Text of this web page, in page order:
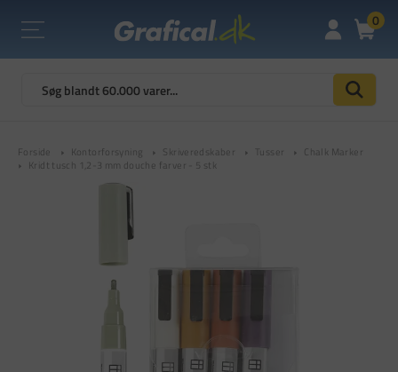
0
Forside Kontorforsyning Skriveredskaber Tusser
Chalk Marker
Kridt tusch 1,2-3 mm douche farver - 5 stk